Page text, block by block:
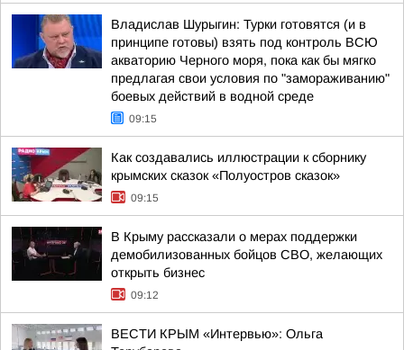
Владислав Шурыгин: Турки готовятся (и в
принципе готовы) взять под контроль ВСЮ
акваторию Черного моря, пока как бы мягко
предлагая свои условия по "замораживанию"
боевых действий в водной среде
09:15
Как создавались иллюстрации к сборнику
крымских сказок «Полуостров сказок»
09:15
В Крыму рассказали о мерах поддержки
демобилизованных бойцов СВО, желающих
открыть бизнес
09:12
ВЕСТИ КРЫМ «Интервью»: Ольга